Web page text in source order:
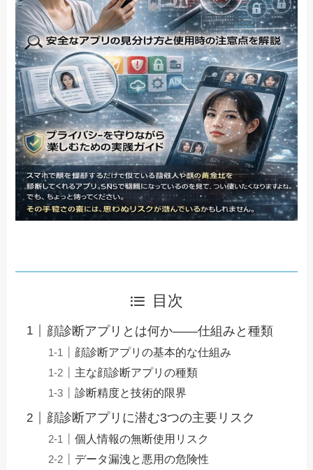
目次
顔診断アプリとは何か――仕組みと種類
顔診断アプリの基本的な仕組み
主な顔診断アプリの種類
診断精度と技術的限界
顔診断アプリに潜む3つの主要リスク
個人情報の無断使用リスク
データ漏洩と悪用の危険性